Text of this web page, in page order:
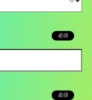
必須
必須